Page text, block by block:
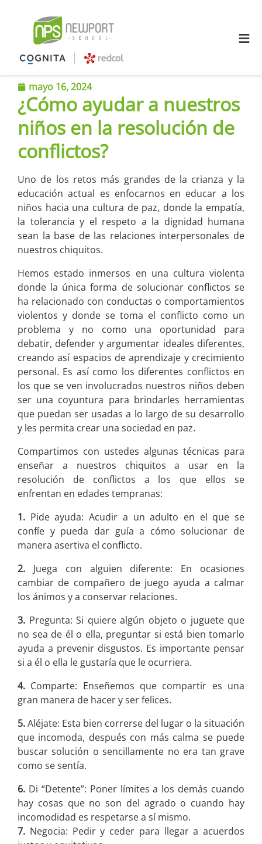
≡
mayo 16, 2024
¿Cómo ayudar a nuestros
niños en la resolución de
conflictos?
Uno de los retos más grandes de la crianza y la
educación actual es enfocarnos en educar a los
niños hacia una cultura de paz, donde la empatía,
la tolerancia y el respeto a la dignidad humana
sean la base de las relaciones interpersonales de
nuestros chiquitos.
Hemos estado inmersos en una cultura violenta
donde la única forma de solucionar conflictos se
ha relacionado con conductas o comportamientos
violentos y donde se toma el conflicto como un
problema y no como una oportunidad para
debatir, defender y argumentar ideales diferentes,
creando así espacios de aprendizaje y crecimiento
personal. Es así como los diferentes conflictos en
los que se ven involucrados nuestros niños deben
ser una coyuntura para brindarles herramientas
que puedan ser usadas a lo largo de su desarrollo
y les permita crear una sociedad en paz.
Compartimos con ustedes algunas técnicas para
enseñar a nuestros chiquitos a usar en la
resolución de conflictos a los que ellos se
enfrentan en edades tempranas:
1. Pide ayuda: Acudir a un adulto en el que se
confíe y pueda dar guía a cómo solucionar de
manera asertiva el conflicto.
2. Juega con alguien diferente: En ocasiones
cambiar de compañero de juego ayuda a calmar
los ánimos y a conservar relaciones.
3. Pregunta: Si quiere algún objeto o juguete que
no sea de él o ella, preguntar si está bien tomarlo
ayuda a prevenir disgustos. Es importante pensar
si a él o ella le gustaría que le ocurriera.
4. Comparte: Enseñemos que compartir es una
gran manera de hacer y ser felices.
5.Aléjate: Esta bien correrse del lugar o la situación
que incomoda, después con más calma se puede
buscar solución o sencillamente no era tan grave
como se sentía.
6. Di “Detente”: Poner límites a los demás cuando
hay cosas que no son del agrado o cuando hay
incomodidad es respetarse a sí mismo.
7. Negocia: Pedir y ceder para llegar a acuerdos